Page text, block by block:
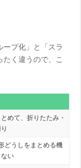
ープ化」と「スラ
く違うので、こ
めて、折りたたみ・
どうしをまとめる機
い